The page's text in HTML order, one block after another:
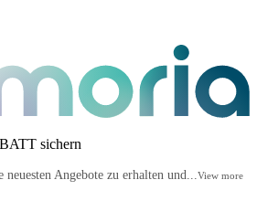
sichern
Angebote zu erhalten und...View more